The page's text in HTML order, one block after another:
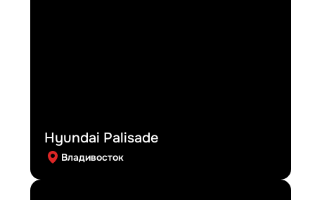
Hyundai Palisade
Владивосток